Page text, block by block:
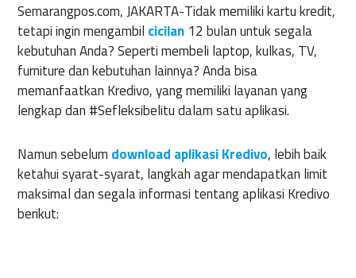
Semarangpos.com, JAKARTA-Tidak memiliki kartu kredit,
tetapi ingin mengambil cicilan 12 bulan untuk segala
kebutuhan Anda? Seperti membeli laptop, kulkas, TV,
furniture dan kebutuhan lainnya? Anda bisa
memanfaatkan Kredivo, yang memiliki layanan yang
lengkap dan #Sefleksibelitu dalam satu aplikasi.
Namun sebelum download aplikasi Kredivo, lebih baik
ketahui syarat-syarat, langkah agar mendapatkan limit
maksimal dan segala informasi tentang aplikasi Kredivo
berikut: